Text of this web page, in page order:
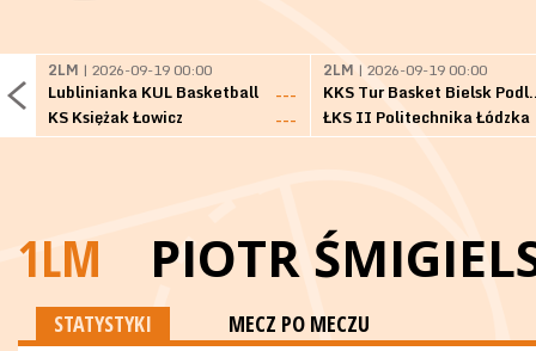
2LM | 2026-09-19 00:00
Lublinianka KUL Basketball
---
KS Księżak Łowicz
---
2LM | 2026-09-19 00:00
KKS Tur
ŁKS II Politechnika Łódzka
1LM PIOTR
STATYSTYKI MECZ PO MECZU